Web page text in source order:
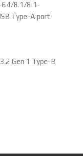
64/8.1/8.1-
Type-A port
Gen 1 Type-B